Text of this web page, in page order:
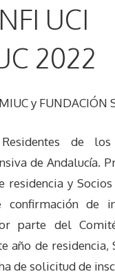
UCI
2022
y FUNDACIÓN
de los
de Andalucía.
residencia y
confirmación de
parte del
año de residencia,
de solicitud de